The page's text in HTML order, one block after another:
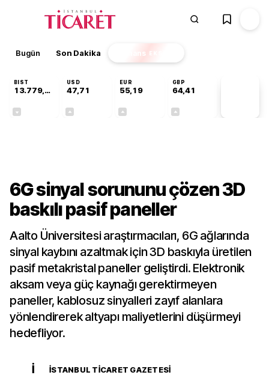
Bugün Son Dakika Finans EKSTRA
BIST
13.779,39
USD
47,71
EUR
55,19
GBP
64,41
6G sinyal sorununu çözen 3D
baskılı pasif paneller
Aalto Üniversitesi araştırmacıları, 6G ağlarında
sinyal kaybını azaltmak için 3D baskıyla üretilen
pasif metakristal paneller geliştirdi. Elektronik
aksam veya güç kaynağı gerektirmeyen
paneller, kablosuz sinyalleri zayıf alanlara
yönlendirerek altyapı maliyetlerini düşürmeyi
hedefliyor.
İ İSTANBUL TICARET GAZETESI